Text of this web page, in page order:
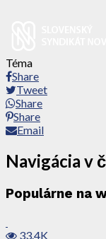
Téma
Share
Tweet
Share
Share
Email
Navigácia v
Populárne na
33.4K